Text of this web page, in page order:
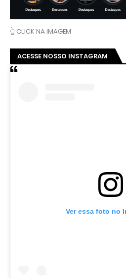
👆 CLICK NA IMAGEM
ACESSE NOSSO INSTAGRAM
Ver essa foto no